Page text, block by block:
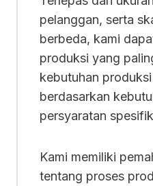
pelanggan, serta
berbeda, kami
produksi yang
kebutuhan
berdasarkan
persyaratan
Kami memiliki
tentang proses